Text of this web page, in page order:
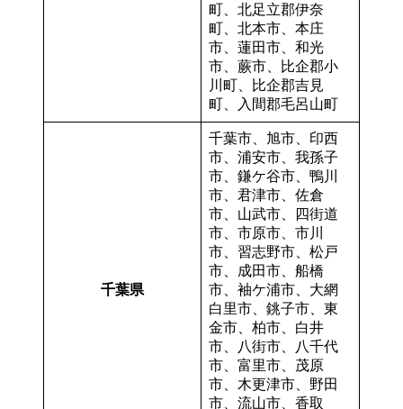
町、北足立郡伊奈
町、北本市、本庄
市、蓮田市、和光
市、蕨市、比企郡小
川町、比企郡吉見
町、入間郡毛呂山町
千葉県
千葉市、旭市、印西
市、浦安市、我孫子
市、鎌ケ谷市、鴨川
市、君津市、佐倉
市、山武市、四街道
市、市原市、市川
市、習志野市、松戸
市、成田市、船橋
市、袖ケ浦市、大網
白里市、銚子市、東
金市、柏市、白井
市、八街市、八千代
市、富里市、茂原
市、木更津市、野田
市、流山市、香取